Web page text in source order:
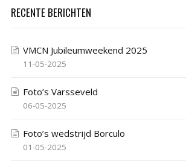
RECENTE BERICHTEN
VMCN Jubileumweekend 2025
11-05-2025
Foto’s Varsseveld
06-05-2025
Foto’s wedstrijd Borculo
01-05-2025